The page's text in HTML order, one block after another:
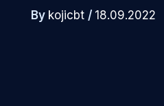
By kojicbt / 18.09.2022